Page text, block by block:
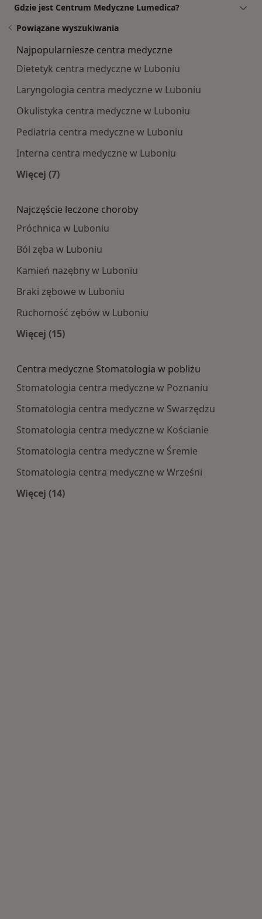
Gdzie jest Centrum Medyczne Lumedica?
Powiązane wyszukiwania
Najpopularniesze centra medyczne
Dietetyk centra medyczne w Luboniu
Laryngologia centra medyczne w Luboniu
Okulistyka centra medyczne w Luboniu
Pediatria centra medyczne w Luboniu
Interna centra medyczne w Luboniu
Więcej (7)
Najczęście leczone choroby
Próchnica w Luboniu
Ból zęba w Luboniu
Kamień nazębny w Luboniu
Braki zębowe w Luboniu
Ruchomość zębów w Luboniu
Więcej (15)
Centra medyczne Stomatologia w pobliżu
Stomatologia centra medyczne w Poznaniu
Stomatologia centra medyczne w Swarzędzu
Stomatologia centra medyczne w Kościanie
Stomatologia centra medyczne w Śremie
Stomatologia centra medyczne w Wrześni
Więcej (14)